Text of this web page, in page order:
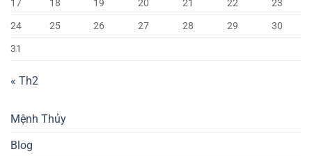
17
18 19 20 21 22
23
24
25 26 27 28 29
30
31
« Th2
Mệnh Thủy
Blog